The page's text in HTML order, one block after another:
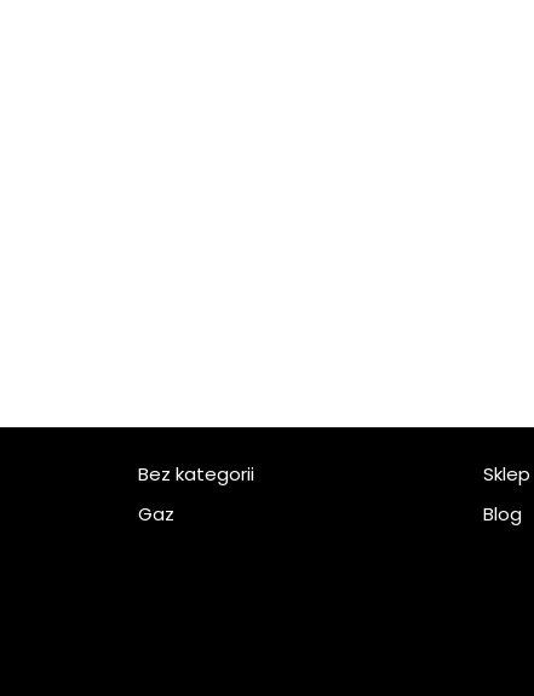
Bez kategorii
Gaz
Sklep
Blog